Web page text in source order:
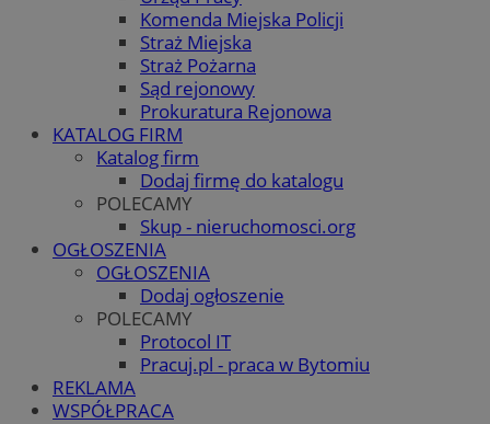
Komenda Miejska Policji
Straż Miejska
Straż Pożarna
Sąd rejonowy
Prokuratura Rejonowa
KATALOG FIRM
Katalog firm
Dodaj firmę do katalogu
POLECAMY
Skup - nieruchomosci.org
OGŁOSZENIA
OGŁOSZENIA
Dodaj ogłoszenie
POLECAMY
Protocol IT
Pracuj.pl - praca w Bytomiu
REKLAMA
WSPÓŁPRACA